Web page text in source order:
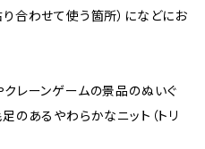
合わせて使う箇所）になどにお
レーンゲームの景品のぬいぐ
のあるやわらかなニット（トリ